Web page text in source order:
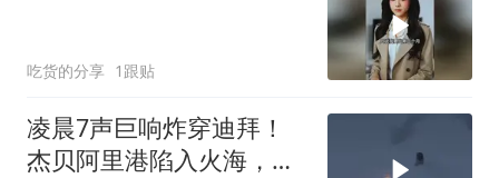
吃货的分享 1跟贴
凌晨7声巨响炸穿迪拜！
杰贝阿里港陷入火海，美